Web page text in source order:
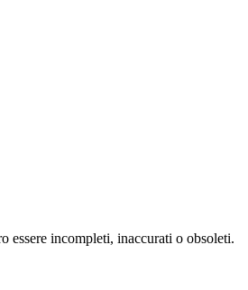
essere incompleti, inaccurati o obsoleti.